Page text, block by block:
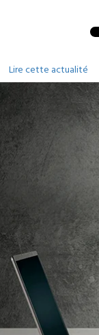
Lire cette actualité